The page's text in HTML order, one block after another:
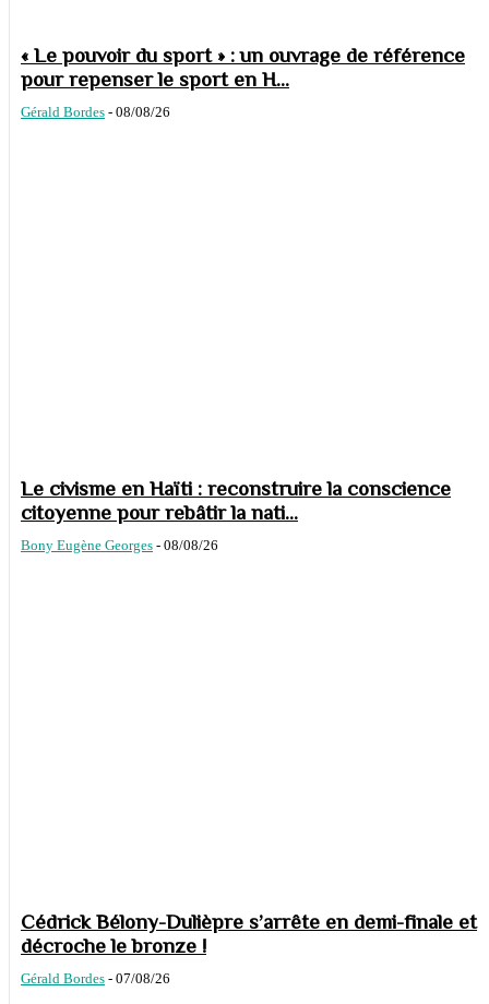
« Le pouvoir du sport » : un ouvrage de référence
pour repenser le sport en H...
Gérald Bordes - 08/08/26
Le civisme en Haïti : reconstruire la conscience
citoyenne pour rebâtir la nati...
Bony Eugène Georges - 08/08/26
Cédrick Bélony-Dulièpre s’arrête en demi-finale et
décroche le bronze !
Gérald Bordes - 07/08/26